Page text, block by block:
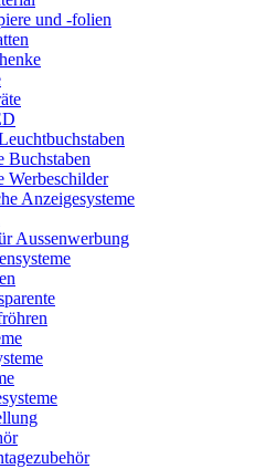
und -folien
Buchstaben
Werbeschilder
Anzeigesysteme
Aussenwerbung